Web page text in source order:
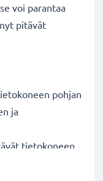
voi parantaa
pitävät
pohjan
ja
tietokoneen